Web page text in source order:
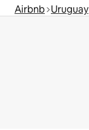
Airbnb Uruguay